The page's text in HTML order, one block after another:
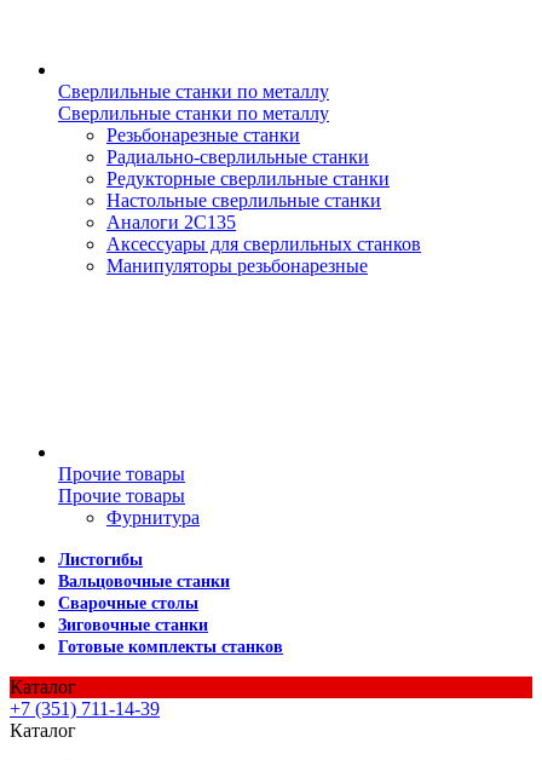
Сверлильные станки по металлу
Сверлильные станки по металлу
Резьбонарезные станки
Радиально-сверлильные станки
Редукторные сверлильные станки
Настольные сверлильные станки
Аналоги 2С135
Аксессуары для сверлильных станков
Манипуляторы резьбонарезные
Прочие товары
Прочие товары
Фурнитура
Листогибы
Вальцовочные станки
Сварочные столы
Зиговочные станки
Готовые комплекты станков
Каталог
+7 (351) 711-14-39
Каталог